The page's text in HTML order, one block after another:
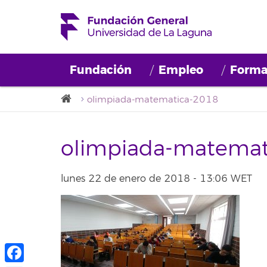
Fundación Empleo
olimpiada-matematica-2018
olimpiada-
lunes 22 de enero de 2018 - 13:06 WET